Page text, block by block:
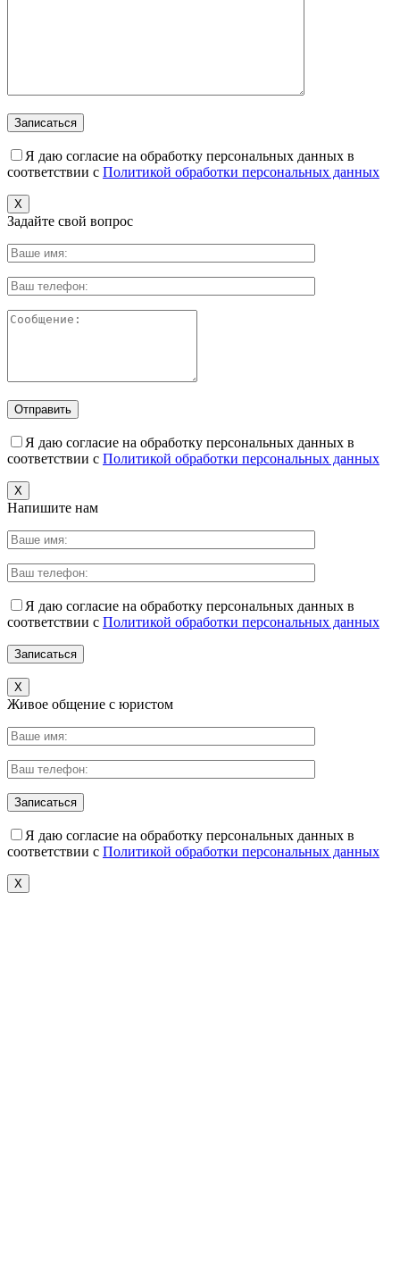
Я даю согласие на обработку персональных данных в
соответствии с Политикой обработки персональных данных
X
Задайте свой вопрос
Я даю согласие на обработку персональных данных в
соответствии с Политикой обработки персональных данных
X
Напишите нам
Я даю согласие на обработку персональных данных в
соответствии с Политикой обработки персональных данных
X
Живое общение с юристом
Я даю согласие на обработку персональных данных в
соответствии с Политикой обработки персональных данных
X